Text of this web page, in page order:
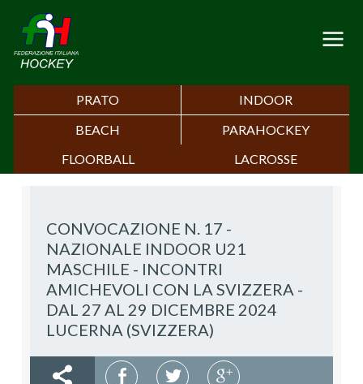
PRATO
INDOOR
BEACH
PARAHOCKEY
FLOORBALL
LACROSSE
CONVOCAZIONE N. 17 -
NAZIONALE INDOOR U21
MASCHILE - INCONTRI
AMICHEVOLI CON LA SVIZZERA -
DAL 27 AL 29 DICEMBRE 2024
LUCERNA (SVIZZERA)